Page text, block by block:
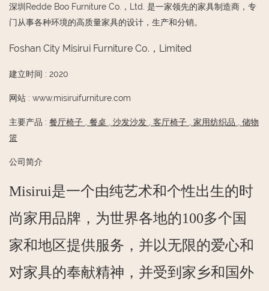
深圳Redde Boo Furniture Co.，Ltd. 是一家领先的家具制造商，专
门从事各种环境的高质量家具的设计，生产和分销。
Foshan City Misirui Furniture Co.，Limited
建立时间 : 2020
网站 : www.misiruifurniture.com
主要产品 : 餐厅椅子 餐桌 沙发沙发 客厅椅子 家用纺织品
储物
篮
公司简介
Misirui是一个由纯艺术和个性出生的时
尚家用品牌，为世界各地的100多个国
家和地区提供服务，并以无限的爱心和
对家具的奉献精神，并受到家乡和国外